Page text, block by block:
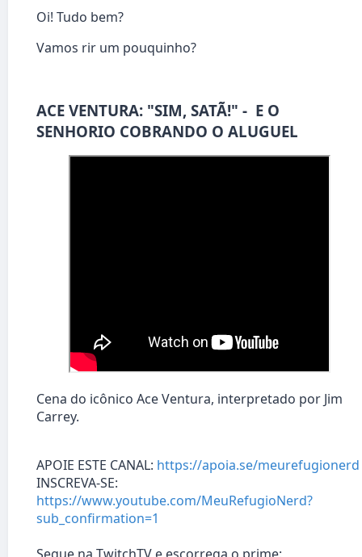
Oi! Tudo bem?
Vamos rir um pouquinho?
ACE VENTURA: "SIM, SATÃ!" - E O
SENHORIO COBRANDO O ALUGUEL
Cena do icônico Ace Ventura, interpretado por Jim
Carrey.
APOIE ESTE CANAL: https://apoia.se/meurefugionerd
INSCREVA-SE:
https://www.youtube.com/MeuRefugioNerd?
sub_confirmation=1